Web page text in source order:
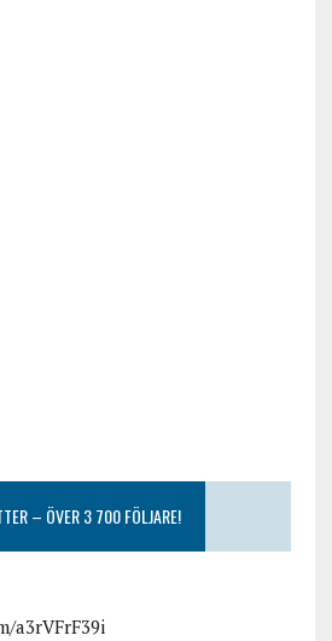
– ÖVER 3 700 FÖLJARE!
a3rVFrF39i